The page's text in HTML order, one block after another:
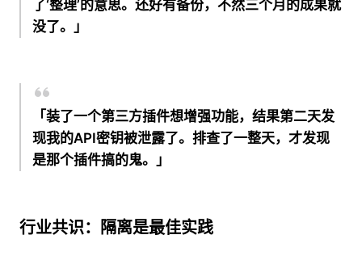
了‘整理’的意思。还好有备份，不然三个月的成果就
没了。
」
「装了一个第三方插件想增强功能，结果第二天发
现我的API密钥被泄露了。排查了一整天，才发现
是那个插件搞的鬼。
」
行业共识：隔离是最佳实践